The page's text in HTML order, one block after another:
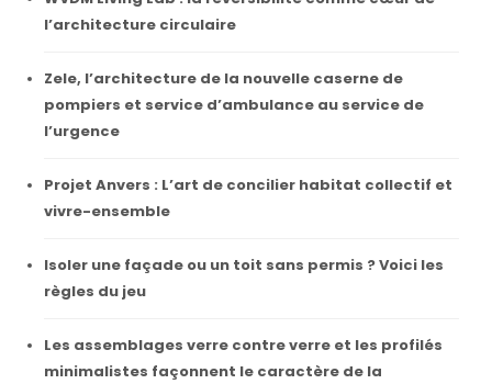
l’architecture circulaire
Zele, l’architecture de la nouvelle caserne de
pompiers et service d’ambulance au service de
l’urgence
Projet Anvers : L’art de concilier habitat collectif et
vivre-ensemble
Isoler une façade ou un toit sans permis ? Voici les
règles du jeu
Les assemblages verre contre verre et les profilés
minimalistes façonnent le caractère de la